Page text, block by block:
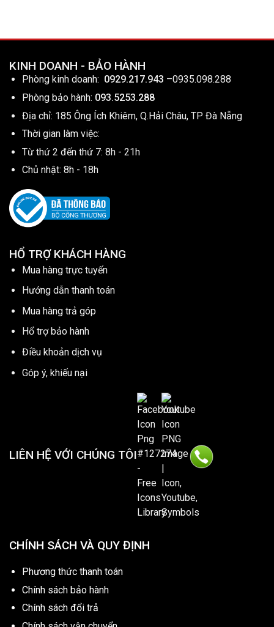
KINH DOANH - BẢO HÀNH
Phòng kinh doanh: 0929.217.943 –0935.098.288
Phòng bảo hành: 093.5253.288
Địa chỉ: 185 Ông Ích Khiêm, Q.Hải Châu, TP Đà Nẵng
Thời gian làm việc:
Từ thứ 2 đến thứ 7: 8h - 21h
Chủ nhật: 8h - 18h
HỔ TRỢ KHÁCH HÀNG
Mua hàng trực tuyến
Hướng dẫn thanh toán
Mua hàng trả góp
Hổ trợ bảo hành
Điều khoản dịch vụ
Góp ý, khiếu nại
LIÊN HỆ VỚI CHÚNG TÔI
CHÍNH SÁCH VÀ QUY ĐỊNH
Phương thức thanh toán
Chính sách bảo hành
Chính sách đổi trả